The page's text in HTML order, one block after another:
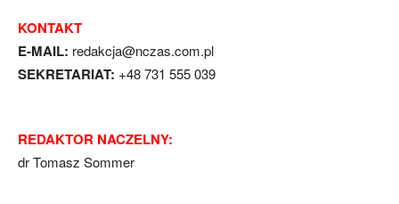
KONTAKT
E-MAIL: redakcja@nczas.com.pl
SEKRETARIAT: +48 731 555 039
REDAKTOR NACZELNY:
dr Tomasz Sommer